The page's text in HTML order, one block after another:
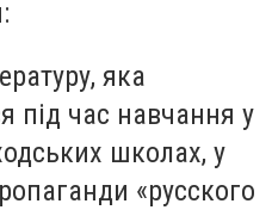
яка
під час навчання у
школах, у
«русского